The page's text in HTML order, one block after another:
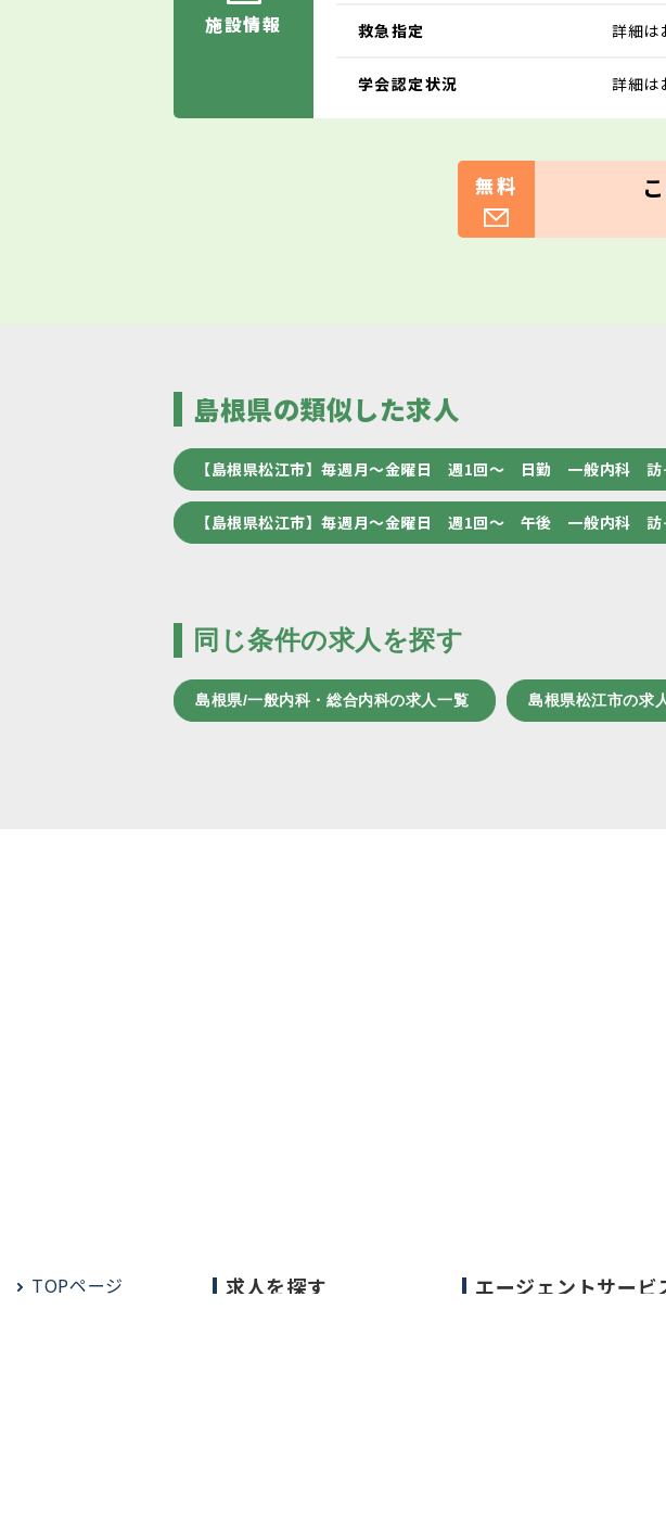
施設情報 救急指定 詳細は
学会認定状況 詳細は
無料
島根県の類似した求人
【島根県松江市】毎週月～金曜日 週1回～ 日勤 一般内科
【島根県松江市】毎週月～金曜日 週1回～ 午後 一般内科
同じ条件の求人を探す
島根県/一般内科・総合内科の求人一覧 島根県松江市の求
TOPページ 求人を探す エージェントサービ